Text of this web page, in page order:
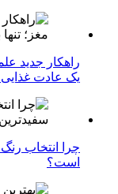
راهکار جدید
یک عادت
چرا انتخاب
است؟